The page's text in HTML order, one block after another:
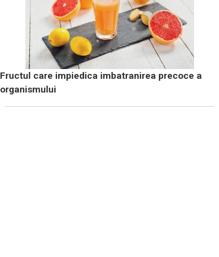
Fructul care impiedica imbatranirea precoce a
organismului